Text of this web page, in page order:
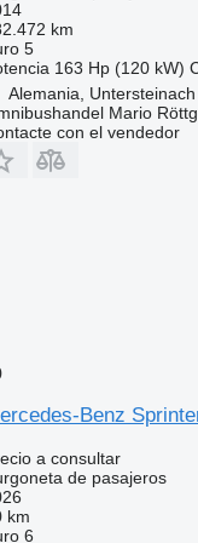
km
5
163 Hp (120 kW)
Alemania, Untersteinach
Mario
con el vendedor
Benz
a consultar
de pasajeros
km
6